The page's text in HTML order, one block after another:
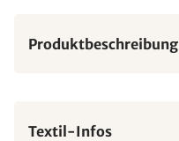
Produktbeschreibung
Textil-Infos